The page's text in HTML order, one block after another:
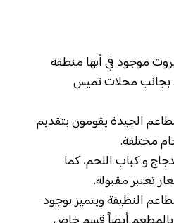
موجود في أبها منطقة
بجانب محلات تميس
الجيدة يقومون بتقديم
مختلفة.
و كباب اللحم، كما
تعتبر مقبولة.
النظيفة ويتميز بوجود